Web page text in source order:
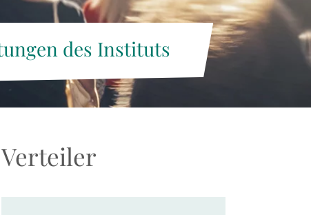
des Instituts
Verteiler